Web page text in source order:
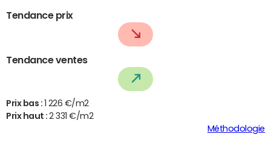
Tendance prix
Tendance ventes
Prix bas : 1 226 €/m2
Prix haut :2 331 €/m2
Méthodologie